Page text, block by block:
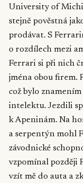
University of
stejně pověstná
prodávat. S
o rozdílech mezi
Ferrari si při nich
jména obou firem.
což bylo
intelektu. Jezdili
k Apeninám. Na
a serpentýn mohl
závodnické
vzpomínal později
vzít mě do auta a